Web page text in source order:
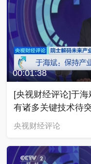
00:01:38
[央视财经评论]于
有诸多关键技术待
央视财经评论